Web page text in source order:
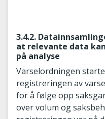
3.4.2.
at relevante data
på analyse
Varselordningen
registreringen av
for å følge opp
over volum og